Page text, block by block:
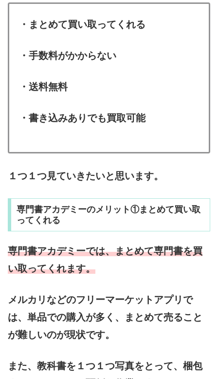
・まとめて買い取ってくれる
・手数料がかからない
・送料無料
・書き込みありでも買取可能
１つ１つ見ていきたいと思います。
専門書アカデミーのメリット①まとめて買い取
ってくれる
専門書アカデミーでは、まとめて専門書を買
い取ってくれます。
メルカリなどのフリーマーケットアプリで
は、単品での購入が多く、まとめて売ること
が難しいのが現状です。
また、教科書を１つ１つ写真をとって、梱包